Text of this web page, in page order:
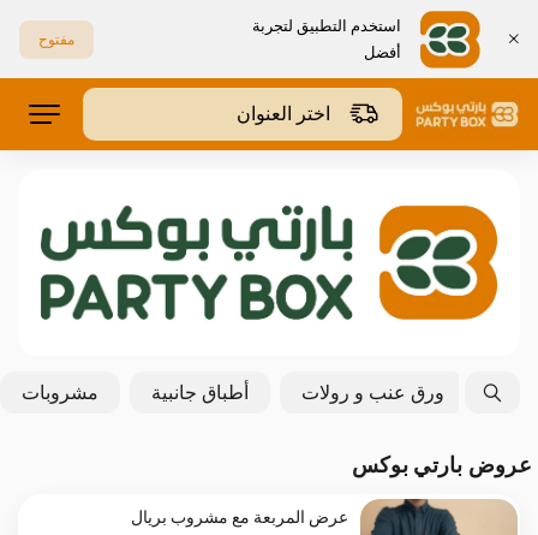
استخدم التطبيق لتجربة
أفضل
مفتوح
اختر العنوان
بيتزا ورق عنب و رولات أطباق جانبية مشروبات
عروض بارتي بوكس
عرض المربعة مع مشروب بريال